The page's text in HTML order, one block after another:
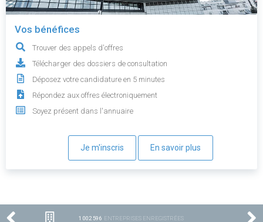
Vos bénéfices
Trouver des appels d'offres
Télécharger des dossiers de consultation
Déposez votre candidature en 5 minutes
Répondez aux offres électroniquement
Soyez présent dans l'annuaire
Je m'inscris En savoir plus
1 002 596 ENTREPRISES ENREGISTRÉES